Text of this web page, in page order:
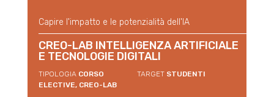
Capire l'impatto e le potenzialità dell'IA
CREO-LAB INTELLIGENZA ARTIFICIALE
E TECNOLOGIE DIGITALI
TIPOLOGIACORSO
ELECTIVE, CREO-LAB
TARGET STUDENTI